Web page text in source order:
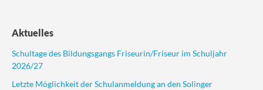
Aktuelles
Schultage des Bildungsgangs Friseurin/Friseur im Schuljahr
2026/27
Letzte Möglichkeit der Schulanmeldung an den Solinger